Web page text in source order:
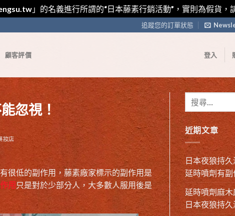
」的名義進行所謂的“日本藤素行銷活動”，實則為假貨，
追蹤您的訂單狀態
顧客評價 登入
忽視！
妝店
很低的副作用，藤素廠家標示的副作用是
用 只是對於少部分人，大多數人服用後是
近期文章
日本夜狼持久
延時噴劑有副
延時噴劑麻
日本夜狼持久